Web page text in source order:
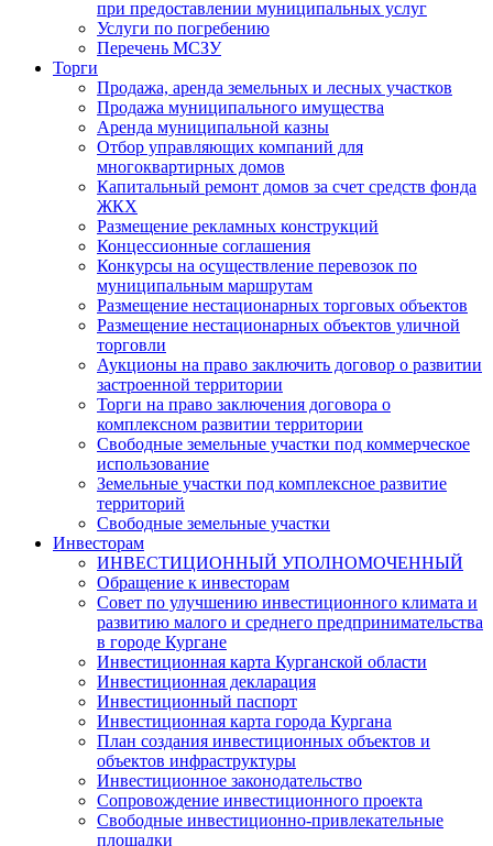
при предоставлении муниципальных услуг
Услуги по погребению
Перечень МСЗУ
Торги
Продажа, аренда земельных и лесных участков
Продажа муниципального имущества
Аренда муниципальной казны
Отбор управляющих компаний для
многоквартирных домов
Капитальный ремонт домов за счет средств фонда
ЖКХ
Размещение рекламных конструкций
Концессионные соглашения
Конкурсы на осуществление перевозок по
муниципальным маршрутам
Размещение нестационарных торговых объектов
Размещение нестационарных объектов уличной
торговли
Аукционы на право заключить договор о развитии
застроенной территории
Торги на право заключения договора о
комплексном развитии территории
Свободные земельные участки под коммерческое
использование
Земельные участки под комплексное развитие
территорий
Свободные земельные участки
Инвесторам
ИНВЕСТИЦИОННЫЙ УПОЛНОМОЧЕННЫЙ
Обращение к инвесторам
Совет по улучшению инвестиционного климата и
развитию малого и среднего предпринимательства
в городе Кургане
Инвестиционная карта Курганской области
Инвестиционная декларация
Инвестиционный паспорт
Инвестиционная карта города Кургана
План создания инвестиционных объектов и
объектов инфраструктуры
Инвестиционное законодательство
Сопровождение инвестиционного проекта
Свободные инвестиционно-привлекательные
площадки